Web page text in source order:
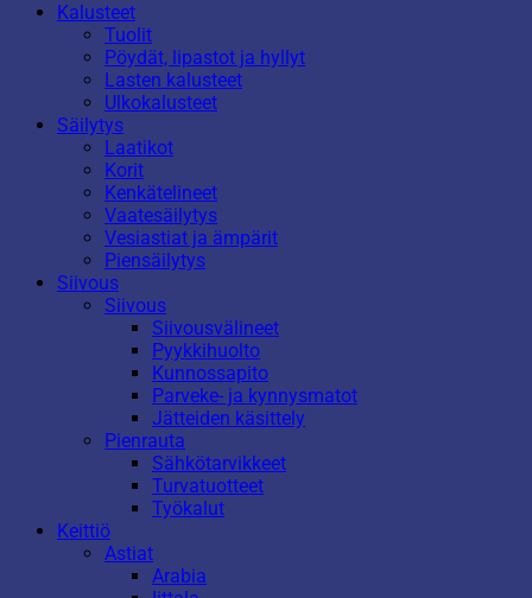
Kalusteet
Tuolit
Pöydät, lipastot ja hyllyt
Lasten kalusteet
Ulkokalusteet
Säilytys
Laatikot
Korit
Kenkätelineet
Vaatesäilytys
Vesiastiat ja ämpärit
Piensäilytys
Siivous
Siivous
Siivousvälineet
Pyykkihuolto
Kunnossapito
Parveke- ja kynnysmatot
Jätteiden käsittely
Pienrauta
Sähkötarvikkeet
Turvatuotteet
Työkalut
Keittiö
Astiat
Arabia